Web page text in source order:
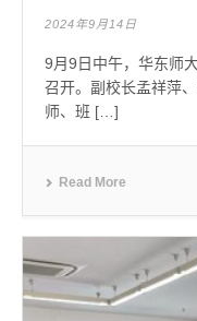
2024年9月14日
9月9日中午，华东师
召开。副校长孟祥萍
师、班 […]
Read More